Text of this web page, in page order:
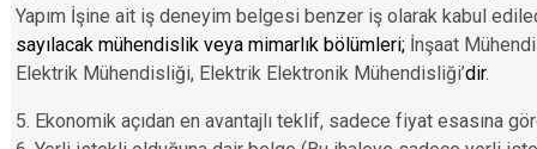
Yapım İşine ait iş deneyim belgesi benzer iş olarak kabul
sayılacak mühendislik veya mimarlık bölümleri; İnşaat
Elektrik Mühendisliği, Elektrik Elektronik Mühendisliği’dir.
5. Ekonomik açıdan en avantajlı teklif, sadece fiyat esasına